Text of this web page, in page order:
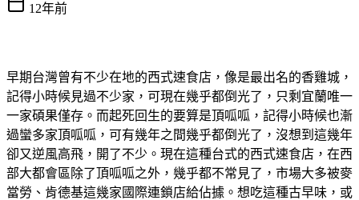
12年前
早期台灣曾有不少在地的西式速食店，像是最出名的香雞城，
記得小時候見過不少家，可現在幾乎都倒光了，只剩宜蘭唯一
一家碩果僅存。而起死回生的要算是頂呱呱，記得小時候也漸
過蠻多家頂呱呱，可有幾年之間幾乎都倒光了，沒想到這幾年
卻又逆風高飛，開了不少。現在這種台式的西式速食店，在西
部大都會區除了頂呱呱之外，幾乎都不常見了，市場大多被麥
當勞、肯德基這幾家國際連鎖店給佔據。想吃這種古早味，或